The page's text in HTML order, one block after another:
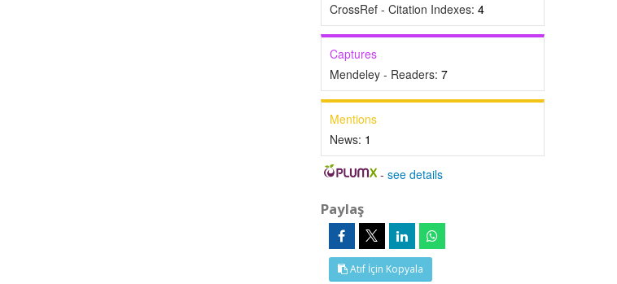
CrossRef - Citation Indexes: 4
Captures
Mendeley - Readers: 7
Mentions
News: 1
-see details
Paylaş
Atıf İçin Kopyala